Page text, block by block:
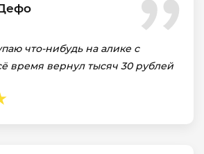
что-нибудь на алике с
время вернул тысяч 30 рублей